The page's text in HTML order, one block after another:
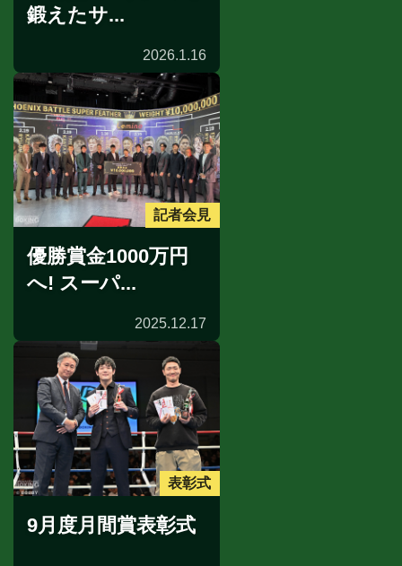
鍛えたサ...
2026.1.16
記者会見
優勝賞金1000万円
へ! スーパ...
2025.12.17
表彰式
9月度月間賞表彰式